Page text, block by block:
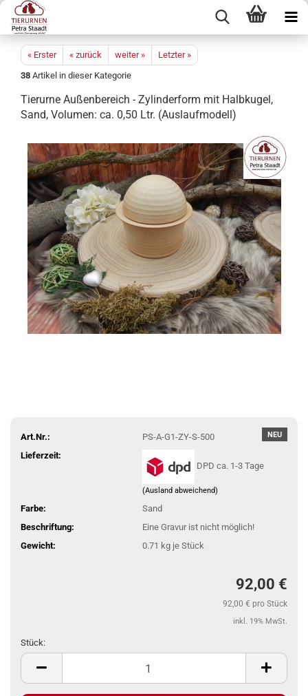
« Erster « zurück weiter »
Letzter »
38 Artikel in dieser Kategorie
Tierurne Außenbereich - Zylinderform mit Halbkugel,
Sand, Volumen: ca. 0,50 Ltr. (Auslaufmodell)
NEU
Art.Nr.:
PS-A-G1-ZY-S-500
Lieferzeit:
DPD ca. 1-3 Tage
(Ausland abweichend)
Farbe:
Sand
Beschriftung:
Eine Gravur ist nicht möglich!
Gewicht:
0.71 kg je Stück
92,00 €
92,00 € pro Stück
inkl. 19% MwSt.
Stück:
Stück